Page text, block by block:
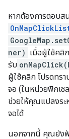
หากต้องการตอบ
ner) เมื่อผู้ใช้คลิ
รับ
ผู้ใช้คลิก โปรดทร
จอ (ในหน่วยพิกเซ
ช่วยให้คุณแปลงร
จอได้
นอกจากนี้ คุณยังฟั